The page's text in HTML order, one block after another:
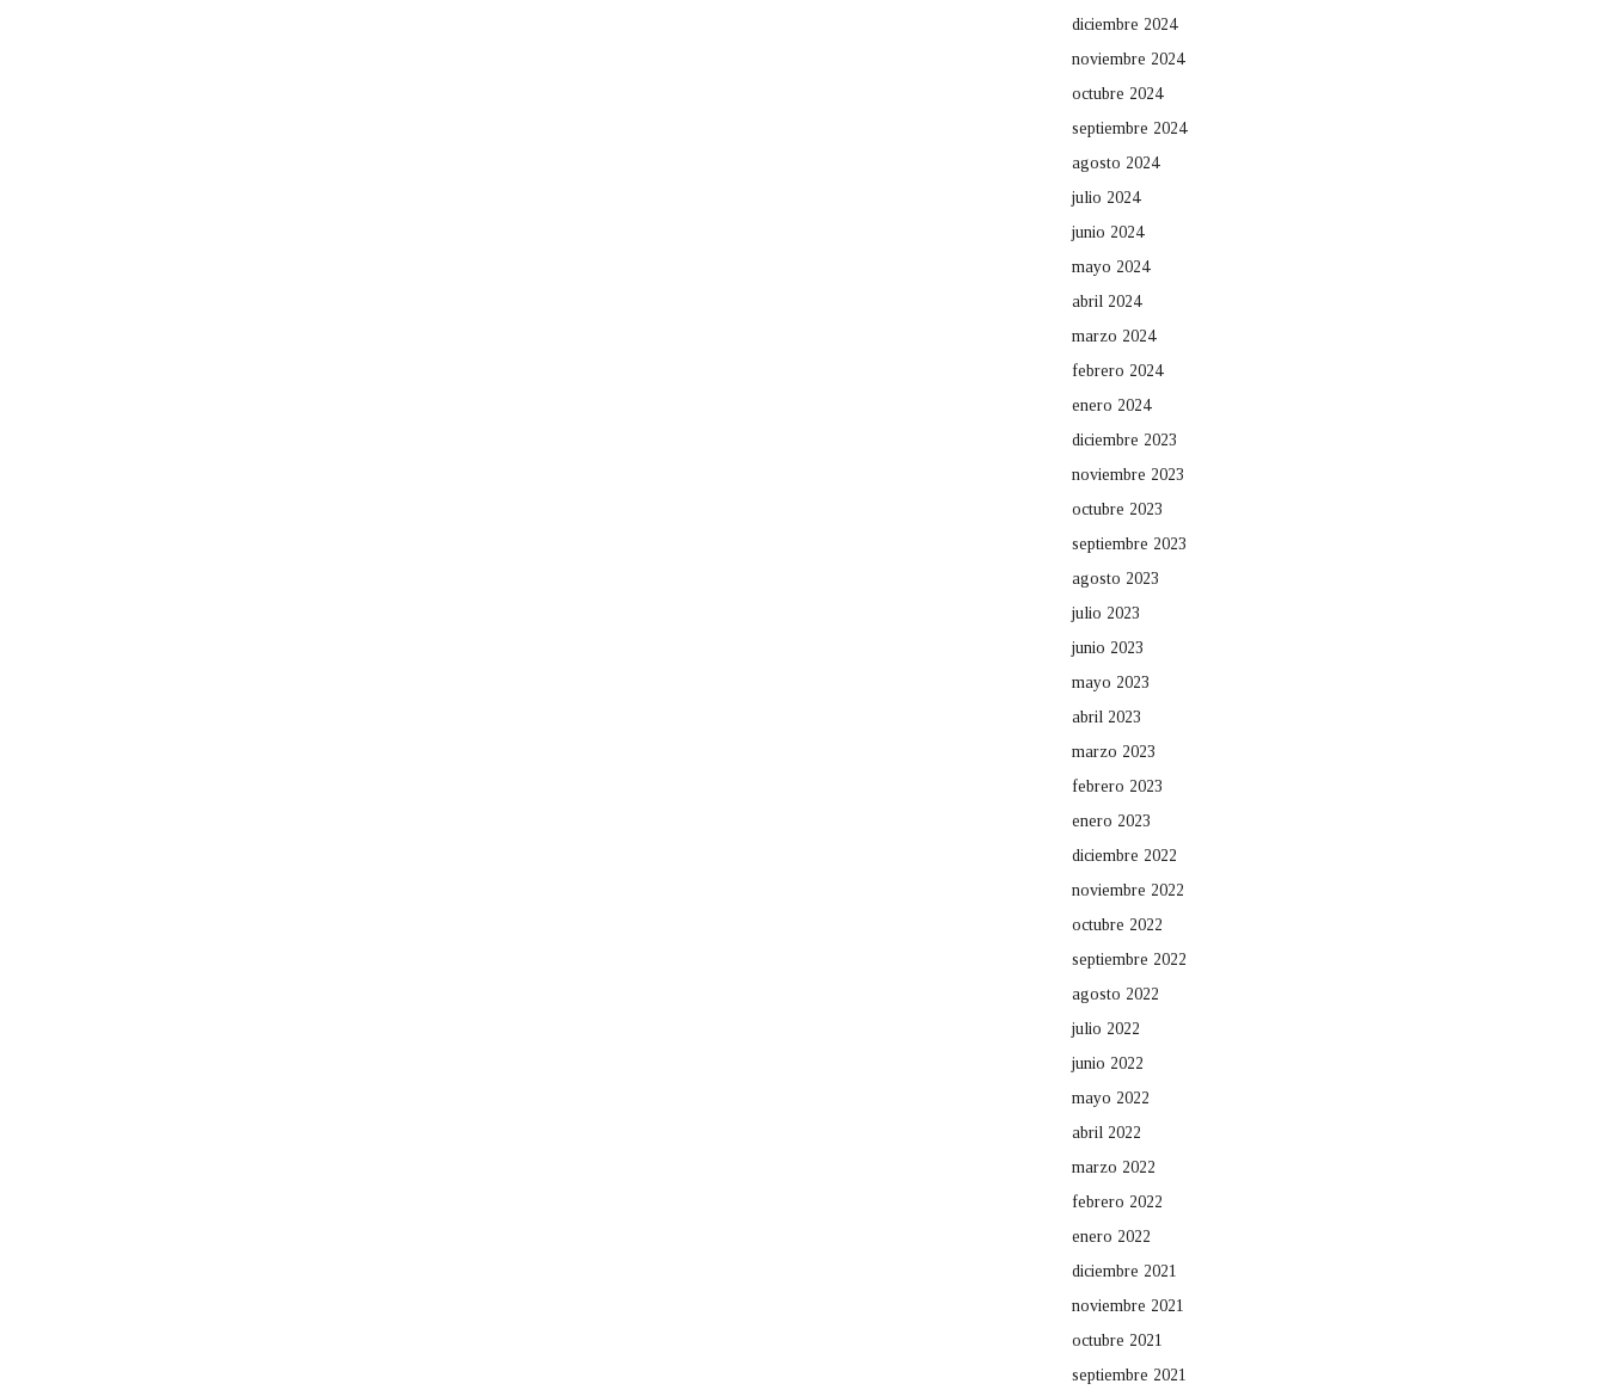
diciembre 2024
noviembre 2024
octubre 2024
septiembre 2024
agosto 2024
julio 2024
junio 2024
mayo 2024
abril 2024
marzo 2024
febrero 2024
enero 2024
diciembre 2023
noviembre 2023
octubre 2023
septiembre 2023
agosto 2023
julio 2023
junio 2023
mayo 2023
abril 2023
marzo 2023
febrero 2023
enero 2023
diciembre 2022
noviembre 2022
octubre 2022
septiembre 2022
agosto 2022
julio 2022
junio 2022
mayo 2022
abril 2022
marzo 2022
febrero 2022
enero 2022
diciembre 2021
noviembre 2021
octubre 2021
septiembre 2021